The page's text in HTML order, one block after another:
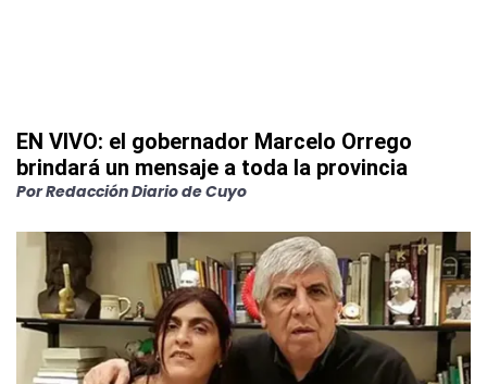
EN VIVO: el gobernador Marcelo Orrego
brindará un mensaje a toda la provincia
PorRedacción Diario de Cuyo